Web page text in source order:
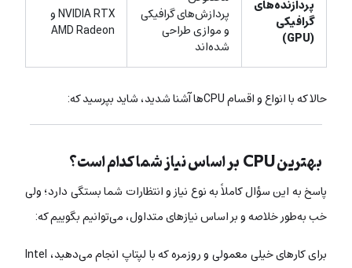
پردازنده‌های
گرافیکی
(GPU)
پردازش‌های گرافیکی
و موازی طراحی
شده‌اند
NVIDIA RTX و
AMD Radeon
حالا که با انواع و اقسام CPUها آشنا شدید، شاید بپرسید که:
بهترین CPU بر اساس نیاز شما کدام است؟
پاسخ به این سؤال کاملاً به نوع نیاز و انتظارات شما بستگی دارد؛ ولی
خب به‌طور خلاصه و بر اساس نیازهای متداول، می‌توانیم بگوییم که:
برای کارهای خیلی معمولی و روزمره که با لپتاپ انجام می‌دهید، Intel